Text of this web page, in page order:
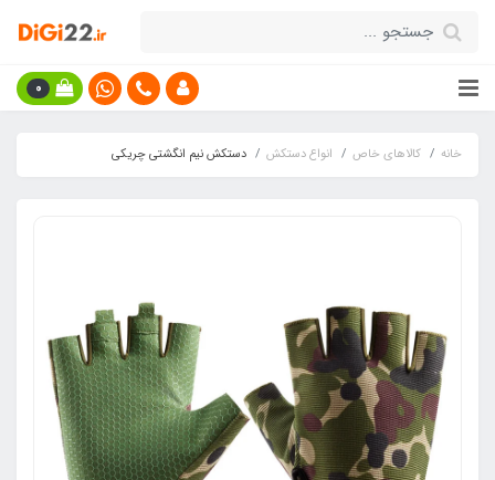
0
خانه کالاهای خاص انواع دستکش دستکش نیم انگشتی چریکی